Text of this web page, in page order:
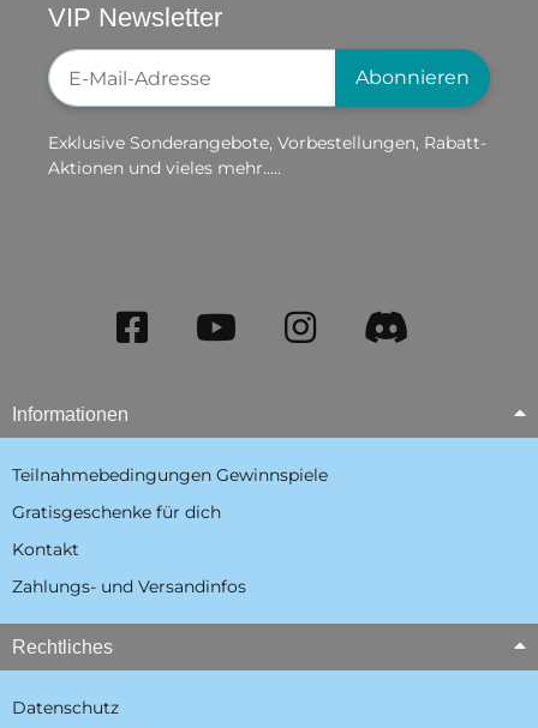
VIP Newsletter
Newsletter-Registrierung
Abonnieren
Exklusive Sonderangebote, Vorbestellungen, Rabatt-
Aktionen und vieles mehr.....
Informationen
Teilnahmebedingungen Gewinnspiele
Gratisgeschenke für dich
Kontakt
Zahlungs- und Versandinfos
Rechtliches
Datenschutz